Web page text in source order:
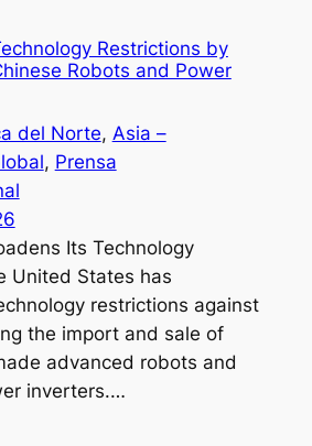
Restrictions by
Robots and Power
del Norte, Asia –
, Prensa
Its Technology
United States has
restrictions against
the import and sale of
advanced robots and
inverters.…